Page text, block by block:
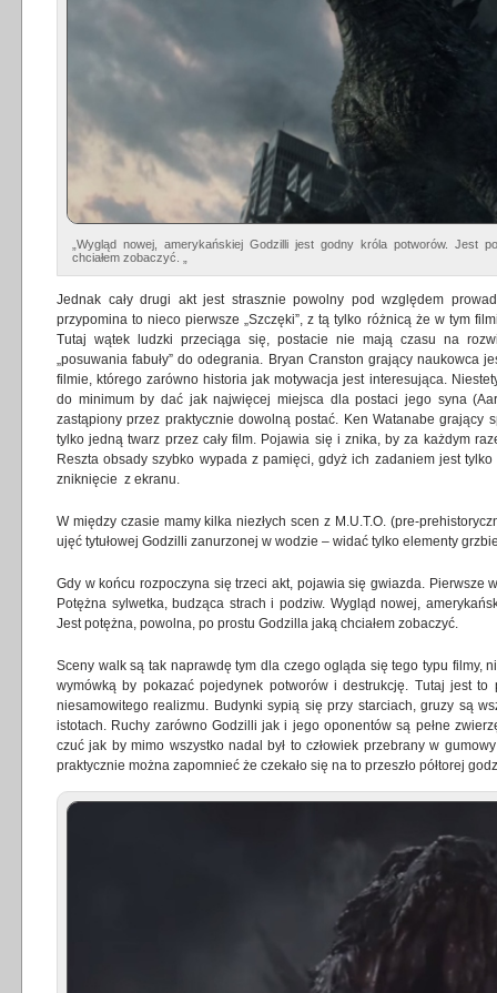
„Wygląd nowej, amerykańskiej Godzilli jest godny króla potworów. Jest
chciałem zobaczyć. „
Jednak cały drugi akt jest strasznie powolny pod względem
przypomina to nieco pierwsze „Szczęki”, z tą tylko różnicą że w tym
Tutaj wątek ludzki przeciąga się, postacie nie mają czasu na
„posuwania fabuły” do odegrania. Bryan Cranston grający naukowca
filmie, którego zarówno historia jak motywacja jest interesująca.
do minimum by dać jak najwięcej miejsca dla postaci jego syna
zastąpiony przez praktycznie dowolną postać. Ken Watanabe grający
tylko jedną twarz przez cały film. Pojawia się i znika, by za każdym
Reszta obsady szybko wypada z pamięci, gdyż ich zadaniem jest
zniknięcie z ekranu.
W między czasie mamy kilka niezłych scen z M.U.T.O. (pre-
ujęć tytułowej Godzilli zanurzonej w wodzie – widać tylko elementy
Gdy w końcu rozpoczyna się trzeci akt, pojawia się gwiazda. Pierwsze
Potężna sylwetka, budząca strach i podziw. Wygląd nowej,
Jest potężna, powolna, po prostu Godzilla jaką chciałem zobaczyć.
Sceny walk są tak naprawdę tym dla czego ogląda się tego typu filmy,
wymówką by pokazać pojedynek potworów i destrukcję. Tutaj jest to
niesamowitego realizmu. Budynki sypią się przy starciach, gruzy są
istotach. Ruchy zarówno Godzilli jak i jego oponentów są pełne
czuć jak by mimo wszystko nadal był to człowiek przebrany w
praktycznie można zapomnieć że czekało się na to przeszło półtorej